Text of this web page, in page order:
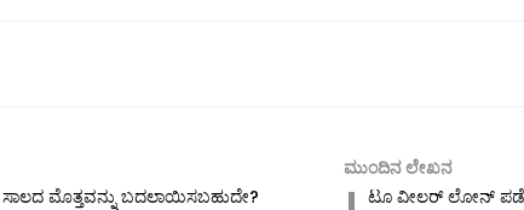
ಮೊತ್ತವನ್ನು ಬದಲಾಯಿಸಬಹುದೇ?
ಮುಂದಿನ ಲೇಖನ
ಟೂ ವೀಲರ್ ಲೋನ್